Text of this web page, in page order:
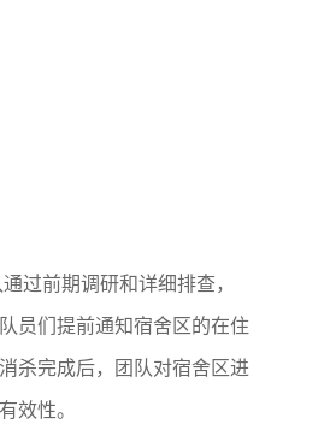
过前期调研和详细排查，
员们提前通知宿舍区的在住
杀完成后，团队对宿舍区进
效性。